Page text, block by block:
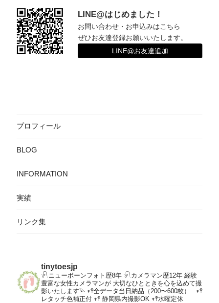
LINE@はじめました！
お問い合わせ・お申込みはこちら
ぜひお友達登録お願いいたします。
LINE@お友達追加
プロフィール
BLOG
INFORMATION
実績
リンク集
tinytoesjp
𓍯ニューボーンフォト歴8年𓍯カメラマン歴12年経験
豊富な女性カメラマンが大切なひとときを心を込めて撮
影いたします𓅫𖥧𖤣全データ当日納品（200〜600枚）
𖥧𖤣
レタッチ色補正付𖥧𖤣 静岡県内撮影OK 𖥧𖤣水曜定休